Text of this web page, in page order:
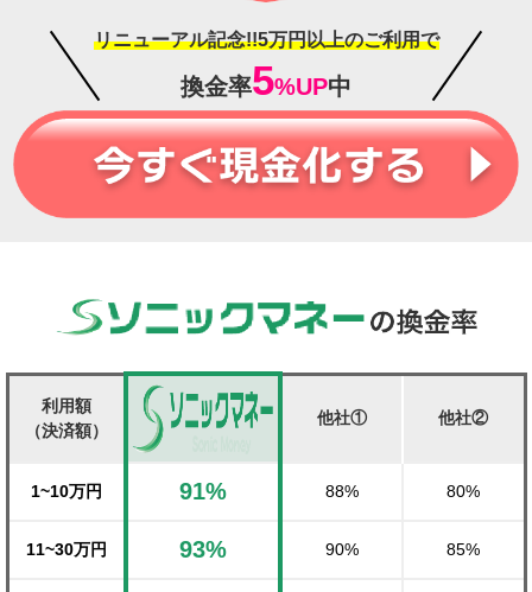
リニューアル記念!!5万円以上のご利用で
換金率5%UP中
利用額
（決済額）
他社① 他社②
1~10万円 91% 88% 80%
11~30万円 93% 90% 85%